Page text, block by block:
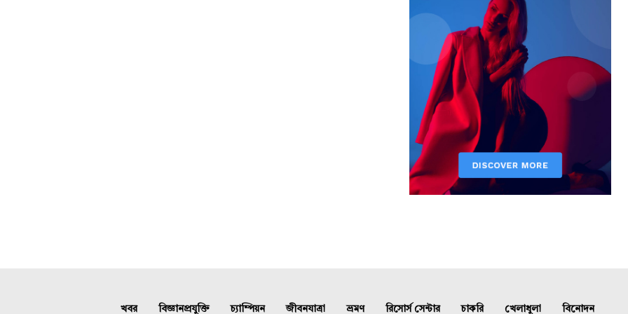
খবর বিজ্ঞানপ্রযুক্তি চ্যাম্পিয়ন জীবনযাত্রা ভ্রমণ রিসোর্স সেন্টার চাকরি খেলাধুলা বিনোদন